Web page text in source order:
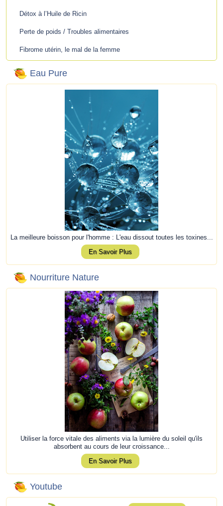
Détox à l’Huile de Ricin
Perte de poids / Troubles alimentaires
Fibrome utérin, le mal de la femme
Eau Pure
La meilleure boisson pour l'homme : L'eau dissout toutes les toxines...
En Savoir Plus
Nourriture Nature
Utiliser la force vitale des aliments via la lumière du soleil qu'ils
absorbent au cours de leur croissance...
En Savoir Plus
Youtube